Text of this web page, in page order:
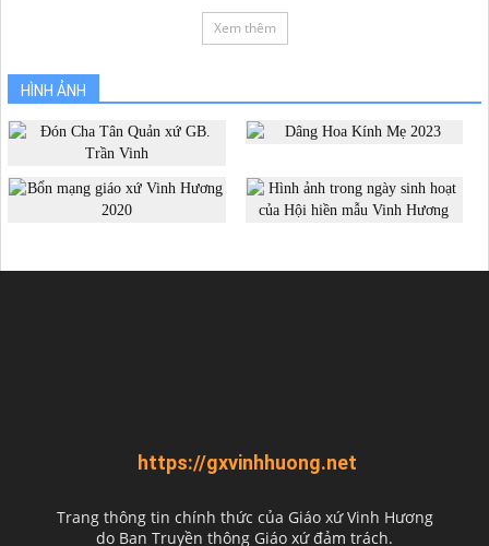
Xem thêm
HÌNH ẢNH
https://gxvinhhuong.net
Trang thông tin chính thức của Giáo xứ Vinh Hương
do Ban Truyền thông Giáo xứ đảm trách.